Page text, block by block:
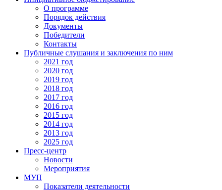
О программе
Порядок действия
Документы
Победители
Контакты
Публичные слушания и заключения по ним
2021 год
2020 год
2019 год
2018 год
2017 год
2016 год
2015 год
2014 год
2013 год
2025 год
Пресс-центр
Новости
Мероприятия
МУП
Показатели деятельности